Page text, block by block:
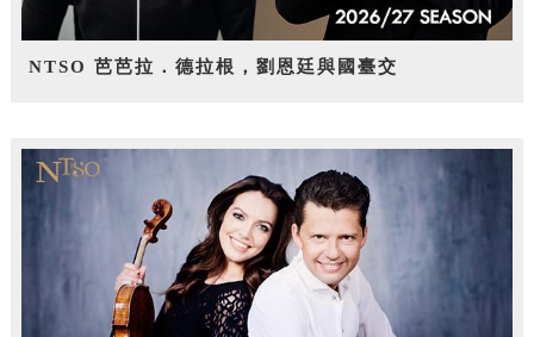
NTSO 芭芭拉．德拉根，劉恩廷與國臺交